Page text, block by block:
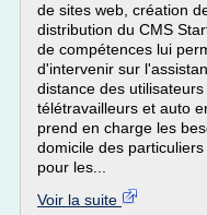
de sites web, création
distribution du CMS
de compétences lui
d'intervenir sur
distance des
télétravailleurs et auto
prend en charge les
domicile des
pour les...
Voir la suite